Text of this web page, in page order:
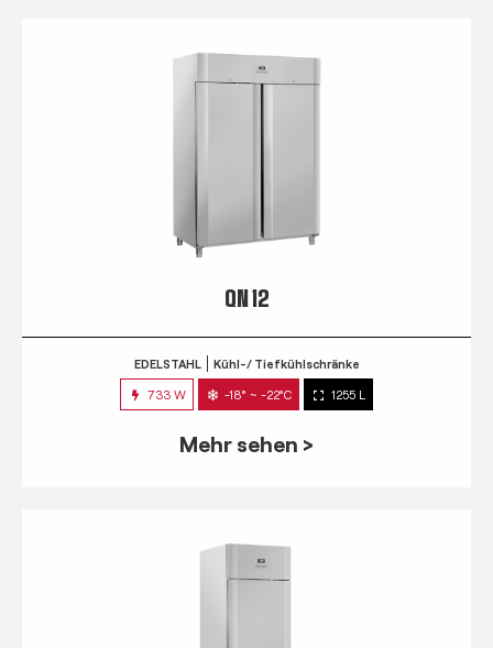
QN 12
EDELSTAHL Kühl-/ Tiefkühlschränke
733 W -18° ~ -22°C 1255 L
Mehr sehen >